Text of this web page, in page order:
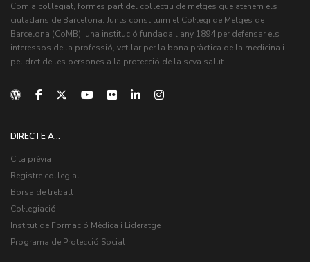
Com a col·legiat, formes part del col·lectiu de metges que atenem els
ciutadans de Barcelona. Junts constituïm el Col·legi de Metges de
Barcelona (CoMB), una institució fundada l'any 1894 per defensar els
interessos de la professió, vetllar per la bona pràctica de la medicina i
pel dret de les persones a la protecció de la seva salut.
DIRECTE A...
Cita prèvia
Registre col·legial
Borsa de treball
Col·legiació
Institut de Formació Mèdica i Lideratge
Programa de Protecció Social